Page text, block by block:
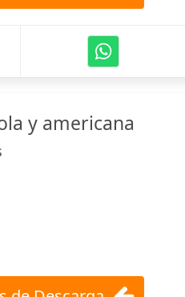
y americana